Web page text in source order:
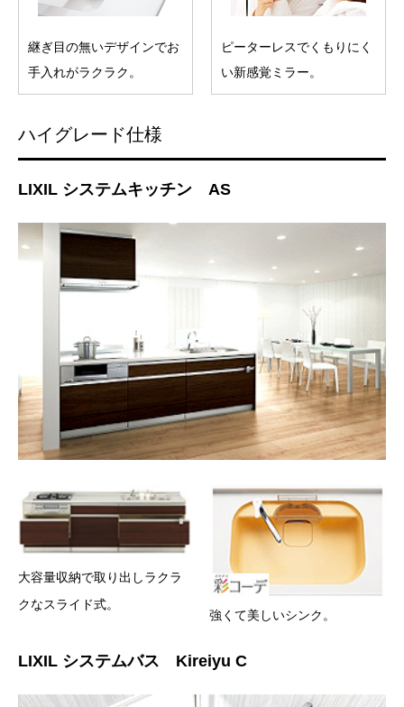
継ぎ目の無いデザインでお
手入れがラクラク。
ピーターレスでくもりにく
い新感覚ミラー。
ハイグレード仕様
LIXIL システムキッチン AS
大容量収納で取り出しラクラ
クなスライド式。
強くて美しいシンク。
LIXIL システムバス Kireiyu C